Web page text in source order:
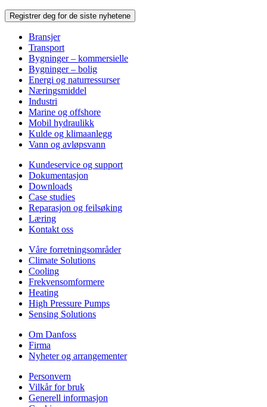
Registrer deg for de siste nyhetene
Bransjer
Transport
Bygninger – kommersielle
Bygninger – bolig
Energi og naturressurser
Næringsmiddel
Industri
Marine og offshore
Mobil hydraulikk
Kulde og klimaanlegg
Vann og avløpsvann
Kundeservice og support
Dokumentasjon
Downloads
Case studies
Reparasjon og feilsøking
Læring
Kontakt oss
Våre forretningsområder
Climate Solutions
Cooling
Frekvensomformere
Heating
High Pressure Pumps
Sensing Solutions
Om Danfoss
Firma
Nyheter og arrangementer
Personvern
Vilkår for bruk
Generell informasjon